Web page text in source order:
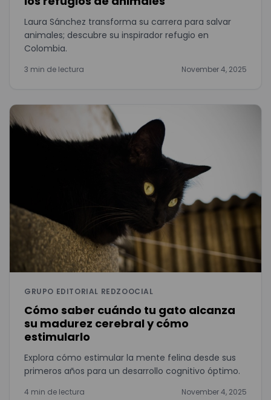
Laura Sánchez transforma su carrera para salvar
animales; descubre su inspirador refugio en
Colombia.
3 min de lectura November 4, 2025
GRUPO EDITORIAL REDZOOCIAL
Cómo saber cuándo tu gato alcanza
su madurez cerebral y cómo
estimularlo
Explora cómo estimular la mente felina desde sus
primeros años para un desarrollo cognitivo óptimo.
4 min de lectura November 4, 2025